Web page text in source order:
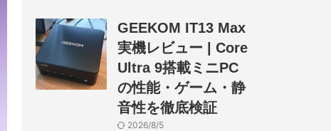
GEEKOM IT13 Max
実機レビュー | Core
Ultra 9搭載ミニPC
の性能・ゲーム・静
音性を徹底検証
2026/8/5